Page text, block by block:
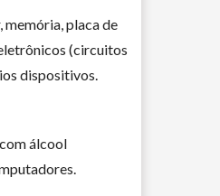
placa de
(circuitos
dispositivos.
álcool